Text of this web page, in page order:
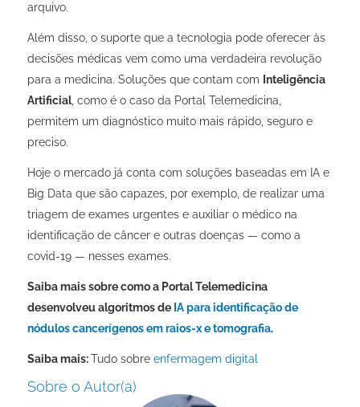
arquivo.
Além disso, o suporte que a tecnologia pode oferecer às
decisões médicas vem como uma verdadeira revolução
para a medicina. Soluções que contam com Inteligência
Artificial, como é o caso da Portal Telemedicina,
permitem um diagnóstico muito mais rápido, seguro e
preciso.
Hoje o mercado já conta com soluções baseadas em IA e
Big Data que são capazes, por exemplo, de realizar uma
triagem de exames urgentes e auxiliar o médico na
identificação de câncer e outras doenças — como a
covid-19 — nesses exames.
Saiba mais sobre como a Portal Telemedicina
desenvolveu algoritmos de IA para identificação de
nódulos cancerígenos em raios-x e tomografia.
Saiba mais:Tudo sobre enfermagem digital
Sobre o Autor(a)